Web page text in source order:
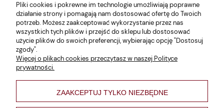
Dane firmy
Jak szukać?
Polityka prywatności
Regulamin
Poltyka cookies
varsaviana
Pliki cookies i pokrewne im technologie umożliwiają poprawne
działanie strony i pomagają nam dostosować ofertę do Twoich
potrzeb. Możesz zaakceptować wykorzystanie przez nas
wszystkich tych plików i przejść do sklepu lub dostosować
użycie plików do swoich preferencji, wybierając opcję "Dostosuj
zgody".
Więcej o plikach cookies przeczytasz w naszej Polityce
prywatności.
ZAAKCEPTUJ TYLKO NIEZBĘDNE